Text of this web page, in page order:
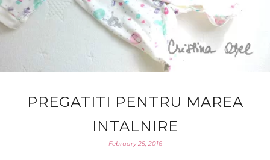
PREGATITI PENTRU MAREA
INTALNIRE
February 25, 2016